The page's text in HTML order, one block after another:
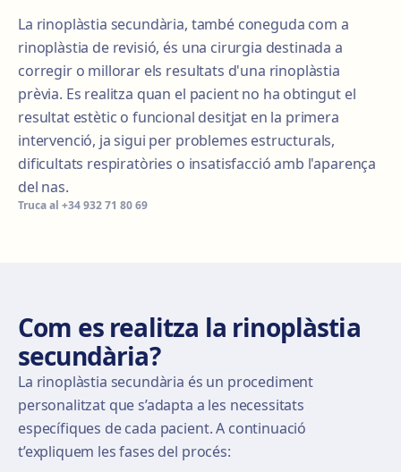
La rinoplàstia secundària, també coneguda com a
rinoplàstia de revisió, és una cirurgia destinada a
corregir o millorar els resultats d'una rinoplàstia
prèvia. Es realitza quan el pacient no ha obtingut el
resultat estètic o funcional desitjat en la primera
intervenció, ja sigui per problemes estructurals,
dificultats respiratòries o insatisfacció amb l'aparença
del nas.
Truca al +34 932 71 80 69
Com es realitza la rinoplàstia
secundària?
La rinoplàstia secundària és un procediment
personalitzat que s’adapta a les necessitats
específiques de cada pacient. A continuació
t’expliquem les fases del procés: